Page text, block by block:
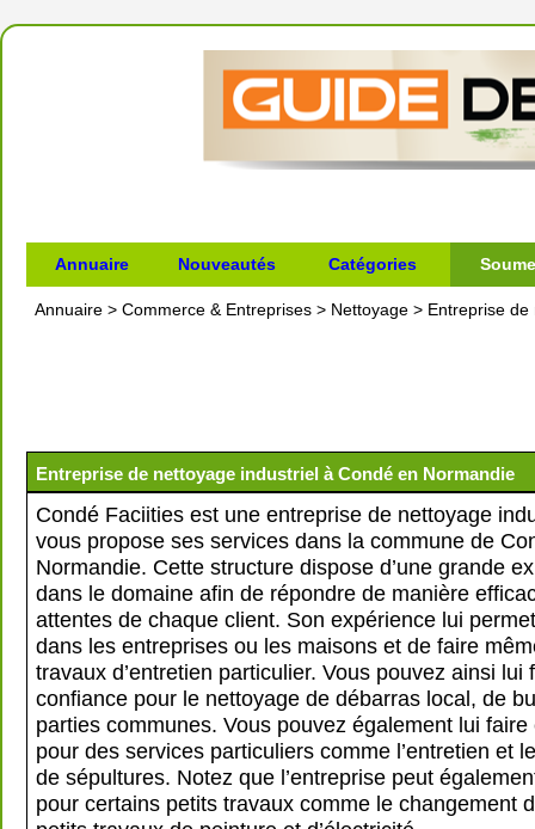
Annuaire Nouveautés Catégories
Annuaire > Commerce & Entreprises > Nettoyage > Entreprise
Entreprise de nettoyage industriel à Condé en Normandie
Condé Faciities est une entreprise de nettoyage
vous propose ses services dans la commune de
Normandie. Cette structure dispose d’une grande
dans le domaine afin de répondre de manière
attentes de chaque client. Son expérience lui
dans les entreprises ou les maisons et de faire
travaux d’entretien particulier. Vous pouvez ainsi lui
confiance pour le nettoyage de débarras local, de
parties communes. Vous pouvez également lui faire
pour des services particuliers comme l’entretien et
de sépultures. Notez que l’entreprise peut
pour certains petits travaux comme le changement